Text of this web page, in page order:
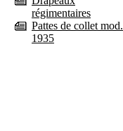
régimentaires
Pattes de collet mod.
1935